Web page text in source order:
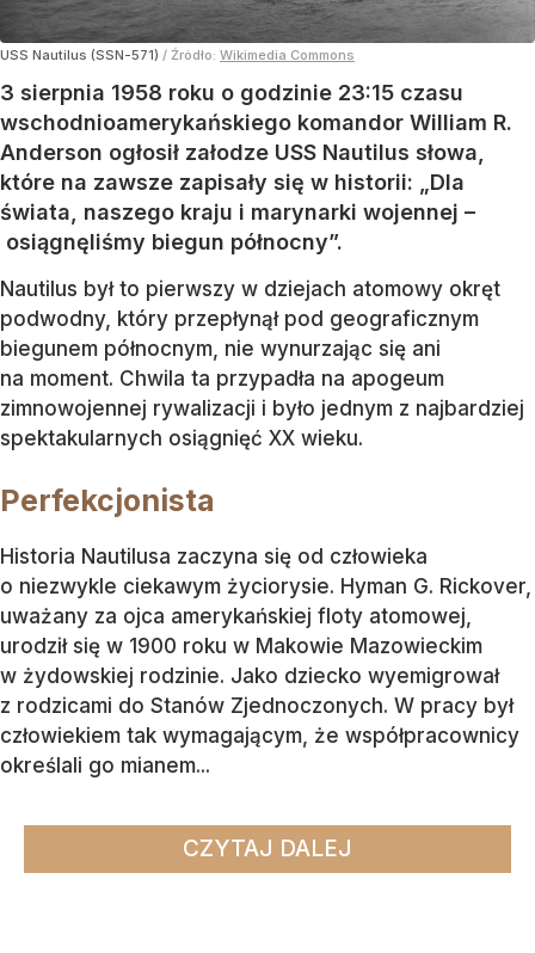
USS Nautilus (SSN-571) / Źródło: Wikimedia Commons
3 sierpnia 1958 roku o godzinie 23:15 czasu
wschodnioamerykańskiego komandor William R.
Anderson ogłosił załodze USS Nautilus słowa,
które na zawsze zapisały się w historii: „Dla
świata, naszego kraju i marynarki wojennej –
osiągnęliśmy biegun północny”.
Nautilus był to pierwszy w dziejach atomowy okręt
podwodny, który przepłynął pod geograficznym
biegunem północnym, nie wynurzając się ani
na moment. Chwila ta przypadła na apogeum
zimnowojennej rywalizacji i było jednym z najbardziej
spektakularnych osiągnięć XX wieku.
Perfekcjonista
Historia Nautilusa zaczyna się od człowieka
o niezwykle ciekawym życiorysie. Hyman G. Rickover,
uważany za ojca amerykańskiej floty atomowej,
urodził się w 1900 roku w Makowie Mazowieckim
w żydowskiej rodzinie. Jako dziecko wyemigrował
z rodzicami do Stanów Zjednoczonych. W pracy był
człowiekiem tak wymagającym, że współpracownicy
określali go mianem...
CZYTAJ DALEJ